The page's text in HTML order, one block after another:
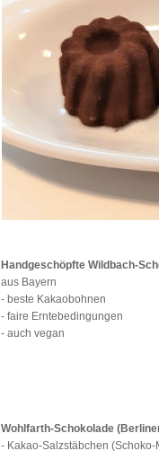
Handgeschöpfte Wildbach-
aus Bayern
- beste Kakaobohnen
- faire Erntebedingungen
- auch vegan
Wohlfarth-Schokolade
- Kakao-Salzstäbchen